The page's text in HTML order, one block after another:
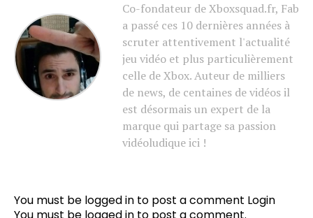
Co-fondateur de Xboxsquad.fr, Fab
a passé ces 10 dernières années à
scruter attentivement l'actualité
jeu vidéo et plus particulièrement
celle de Xbox. Auteur de milliers
de news, de centaines de vidéos il
est désormais un expert de la
marque qui partage sa passion
vidéoludique ici !
You must be logged in to post a comment Login